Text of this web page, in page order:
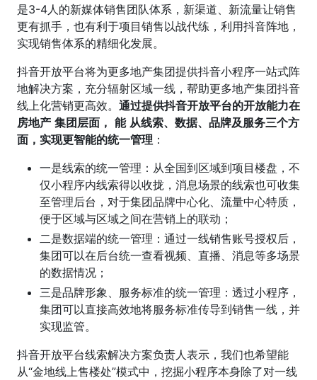
是3-4人的新媒体销售团队体系，新渠道、新流量让销售
更有抓手，也有利于项目销售以战代练，利用抖音阵地，
实现销售体系的精细化发展。
抖音开放平台将为更多地产集团提供抖音小程序一站式阵
地解决方案，充分辐射区域一线，帮助更多地产集团抖音
线上化营销更高效。 通过提供抖音开放平台的开放能力在
房地产 集团层面， 能 从线索、数据、品牌及服务三个方
面，实现更智能的统一管理 ：
一是线索的统一管理：从全国到区域到项目楼盘，不
仅小程序内线索得以收拢，消息场景的线索也可收集
至管理后台，对于集团品牌中心化、流量中心特质，
便于区域与区域之间在营销上的联动；
二是数据端的统一管理：通过一线销售账号授权后，
集团可以在后台统一查看视频、直播、消息等多场景
的数据情况；
三是品牌形象、服务标准的统一管理：透过小程序，
集团可以直接高效地将服务标准传导到销售一线，并
实现监管。
抖音开放平台线索解决方案负责人表示，我们也希望能
从“金地线上售楼处”模式中，挖掘小程序本身除了对一线